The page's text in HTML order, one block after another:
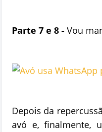
Parte 7 e 8 - Vou
Depois da
avó e, finalmente,